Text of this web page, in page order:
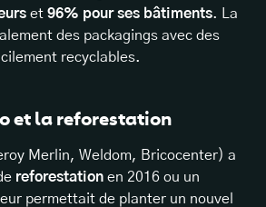
et 96% pour ses bâtiments. La
des packagings avec des
recyclables.
et la reforestation
Merlin, Weldom, Bricocenter) a
reforestation en 2016 ou un
permettait de planter un nouvel